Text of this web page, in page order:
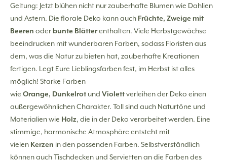
Geltung: Jetzt blühen nicht nur zauberhafte Blumen wie Dahlien
und Astern. Die florale Deko kann auch Früchte, Zweige mit
Beeren oder bunte Blätterenthalten. Viele Herbstgewächse
beeindrucken mit wunderbaren Farben, sodass Floristen aus
dem, was die Natur zu bieten hat, zauberhafte Kreationen
fertigen. Legt Eure Lieblingsfarben fest, im Herbst ist alles
möglich! Starke Farben
wie Orange, Dunkelrot und Violettverleihen der Deko einen
außergewöhnlichen Charakter. Toll sind auch Naturtöne und
Materialien wie Holz, die in der Deko verarbeitet werden. Eine
stimmige, harmonische Atmosphäre entsteht mit
vielen Kerzen in den passenden Farben. Selbstverständlich
können auch Tischdecken und Servietten an die Farben des